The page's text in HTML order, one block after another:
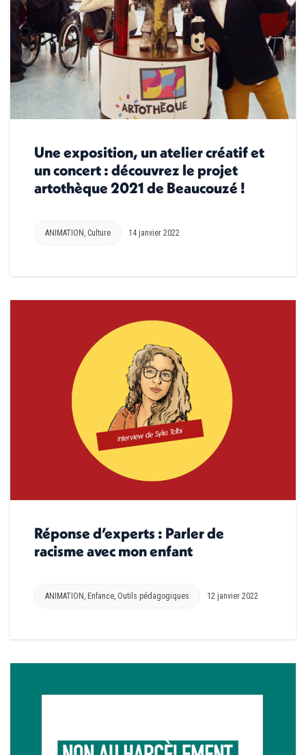
Une exposition, un atelier créatif et
un concert : découvrez le projet
artothèque 2021 de Beaucouzé !
ANIMATION Culture 14 janvier 2022
Réponse d’experts : Parler de
racisme avec mon enfant
ANIMATION , Enfance, Outils pédagogiques 12 janvier 2022